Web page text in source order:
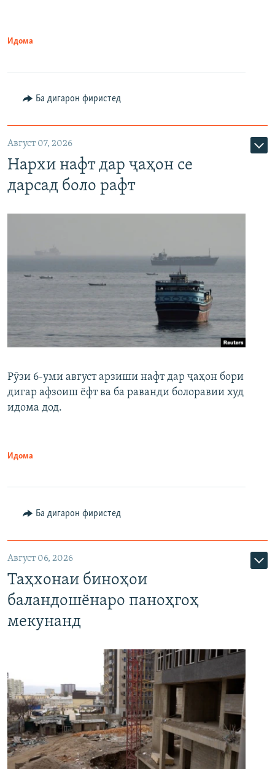
Идома
Ба дигарон фиристед
Август 07, 2026
Нархи нафт дар ҷаҳон се
дарсад боло рафт
Рӯзи 6-уми август арзиши нафт дар ҷаҳон бори
дигар афзоиш ёфт ва ба раванди болоравии худ
идома дод.
Идома
Ба дигарон фиристед
Август 06, 2026
Таҳхонаи биноҳои
баландошёнаро паноҳгоҳ
мекунанд